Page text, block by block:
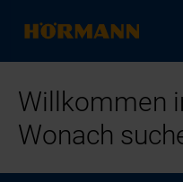
Willkommen
Wonach